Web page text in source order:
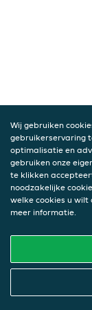
Wij gebruiken
gebruikerservaring
optimalisatie en
gebruiken onze
te klikken
noodzakelijke
welke cookies u wilt
meer informatie.